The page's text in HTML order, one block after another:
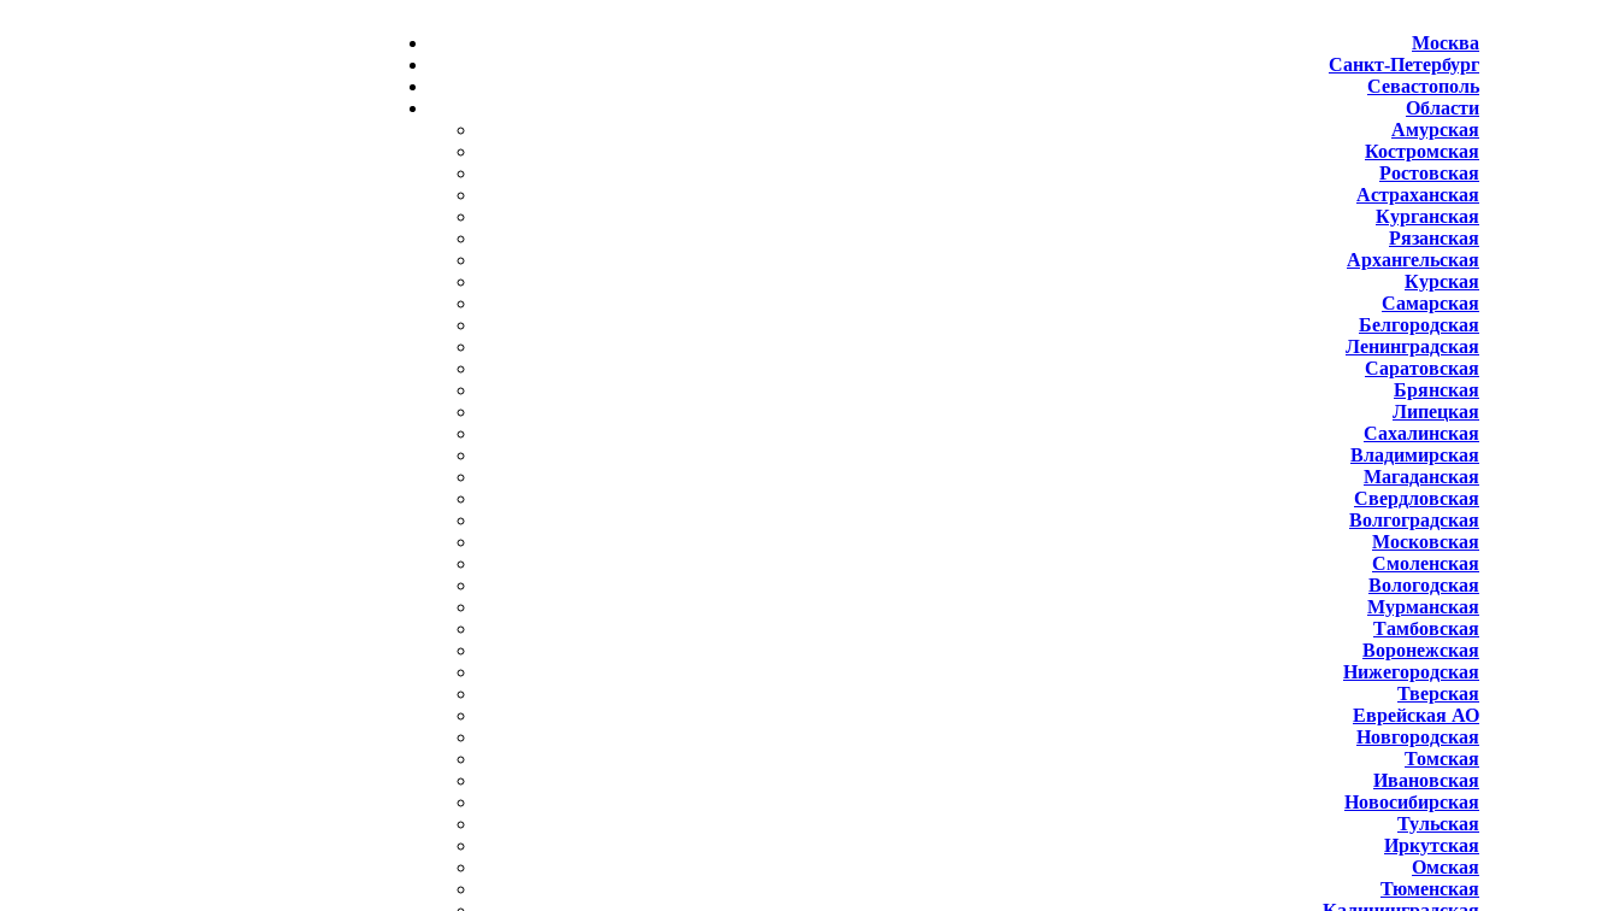
Москва
Санкт-Петербург
Севастополь
Области
Амурская
Костромская
Ростовская
Астраханская
Курганская
Рязанская
Архангельская
Курская
Самарская
Белгородская
Ленинградская
Саратовская
Брянская
Липецкая
Сахалинская
Владимирская
Магаданская
Свердловская
Волгоградская
Московская
Смоленская
Вологодская
Мурманская
Тамбовская
Воронежская
Нижегородская
Тверская
Еврейская АО
Новгородская
Томская
Ивановская
Новосибирская
Тульская
Иркутская
Омская
Тюменская